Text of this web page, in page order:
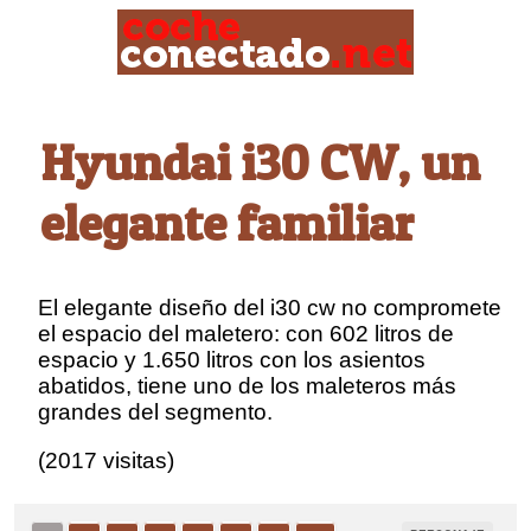
Hyundai i30 CW, un
elegante familiar
El elegante diseño del i30 cw no compromete
el espacio del maletero: con 602 litros de
espacio y 1.650 litros con los asientos
abatidos, tiene uno de los maleteros más
grandes del segmento.
(2017 visitas)